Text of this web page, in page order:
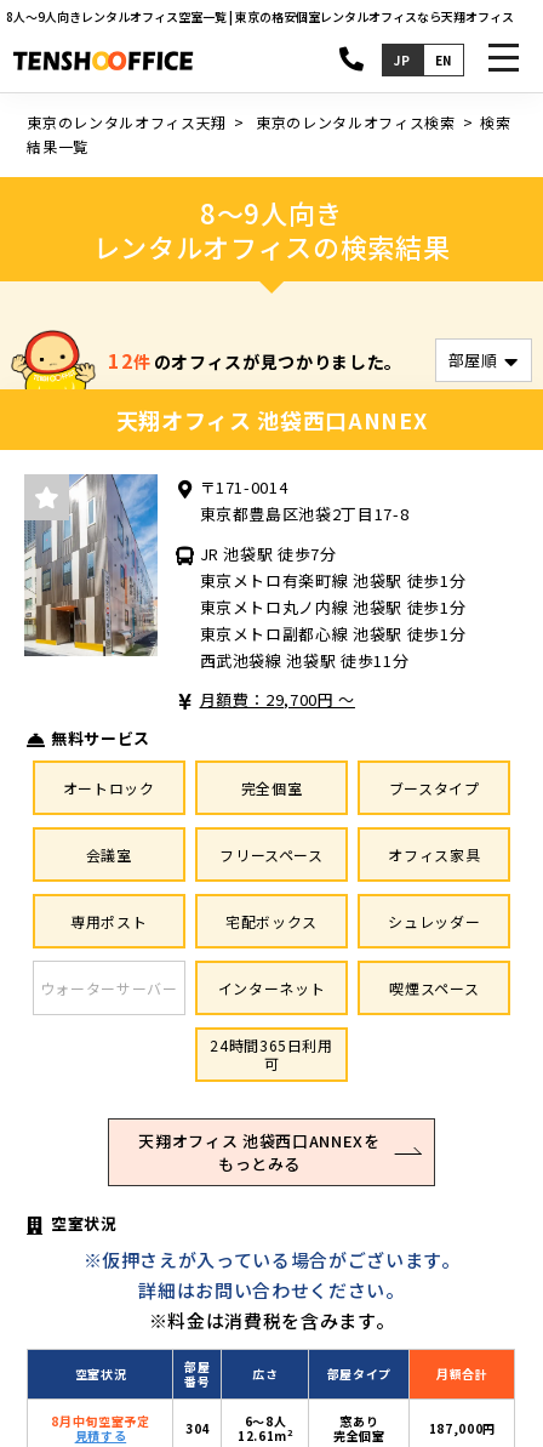
8人〜9人向きレンタルオフィス空室一覧 | 東京の格安個室レンタルオフィスなら天翔オフィス
JP EN
東京のレンタルオフィス天翔 東京のレンタルオフィス検索
検索
結果一覧
8～9人向き
レンタルオフィスの検索結果
12件 のオフィスが見つかりました。
天翔オフィス 池袋西口ANNEX
〒171-0014
東京都豊島区池袋2丁目17-8
JR 池袋駅 徒歩7分
東京メトロ有楽町線 池袋駅 徒歩1分
東京メトロ丸ノ内線 池袋駅 徒歩1分
東京メトロ副都心線 池袋駅 徒歩1分
西武池袋線 池袋駅 徒歩11分
月額費：29,700円 ～
無料サービス
オートロック 完全個室 ブースタイプ
会議室 フリースペース オフィス家具
専用ポスト 宅配ボックス シュレッダー
ウォーターサーバー インターネット 喫煙スペース
24時間365日利用
可
天翔オフィス 池袋西口ANNEXを
もっとみる
空室状況
※仮押さえが入っている場合がございます。
詳細はお問い合わせください。
※料金は消費税を含みます。
空室状況
部屋
番号
広さ 部屋タイプ 月額合計
8月中旬空室予定
見積する
304
6〜8人
12.61m2
窓あり
完全個室
187,000円